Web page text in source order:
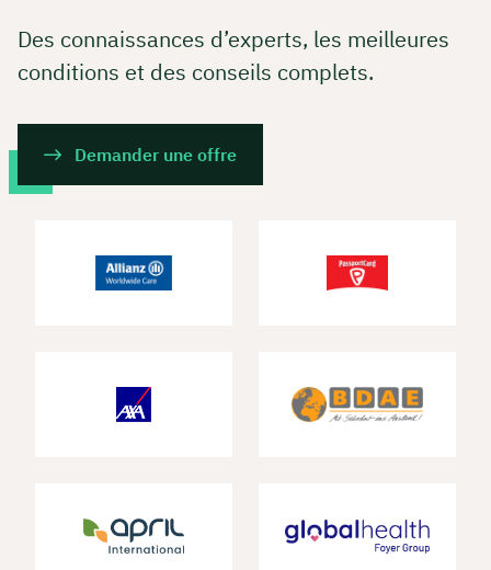
Des connaissances d’experts, les meilleures
conditions et des conseils complets.
Demander une offre